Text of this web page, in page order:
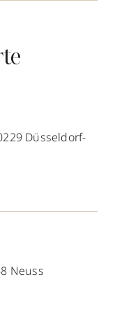
Düsseldorf-
Neuss